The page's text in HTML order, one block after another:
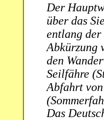
Der
über das
entlang der
Abkürzung
den
Seilfähre
Abfahrt
Das